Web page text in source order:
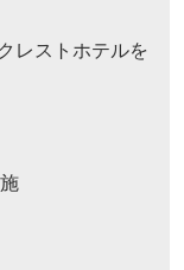
レストホテルを